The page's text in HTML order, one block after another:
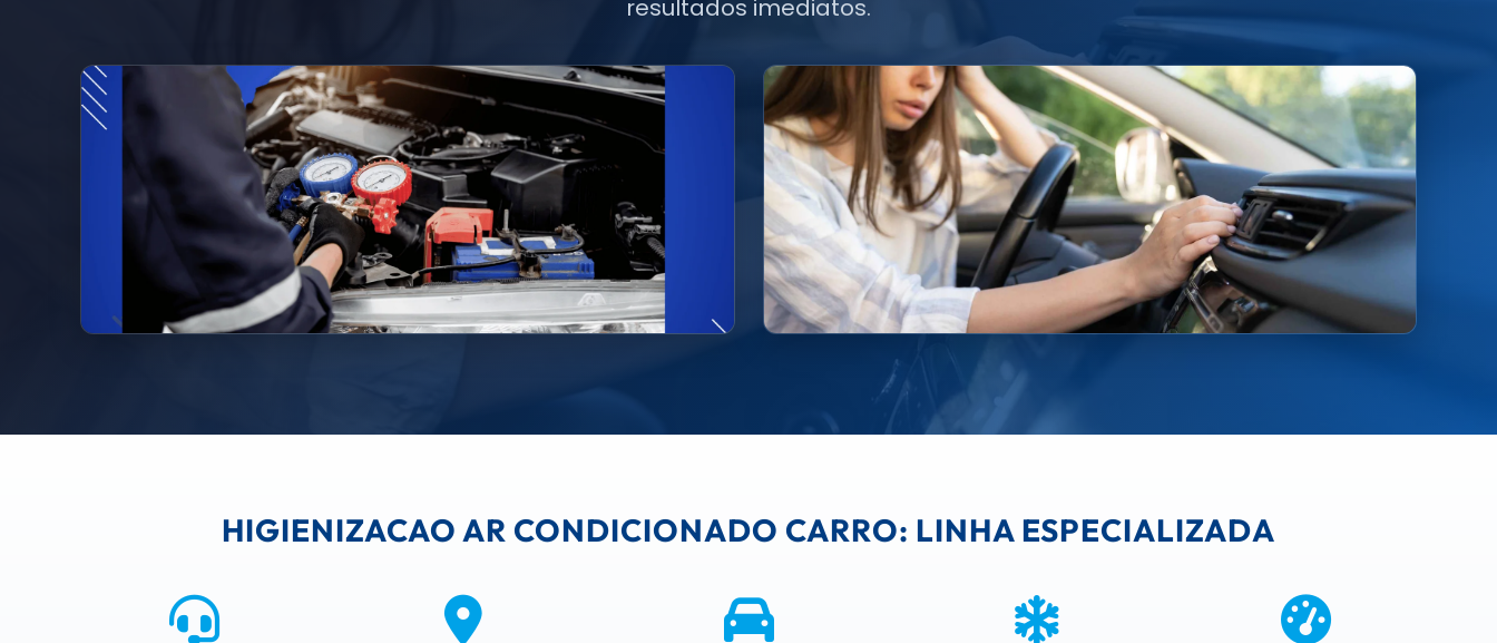
resultados imediatos.
HIGIENIZACAO AR CONDICIONADO CARRO: LINHA ESPECIALIZADA